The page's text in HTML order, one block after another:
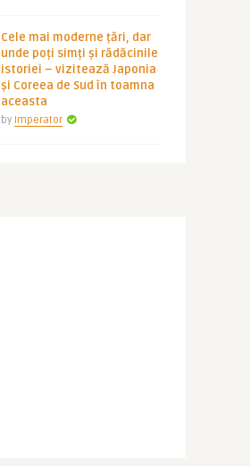
Cele mai moderne țări, dar
unde poți simți și rădăcinile
istoriei – vizitează Japonia
și Coreea de Sud în toamna
aceasta
by Imperator